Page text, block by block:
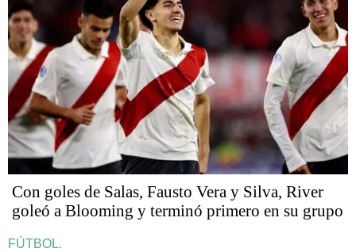
Con goles de Salas, Fausto Vera y Silva, River
goleó a Blooming y terminó primero en su grupo
FÚTBOL.